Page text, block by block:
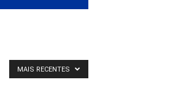
MAIS RECENTES